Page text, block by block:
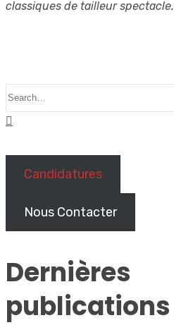
classiques de tailleur spectacle.
Candidatures
Nous Contacter
Dernières
publications